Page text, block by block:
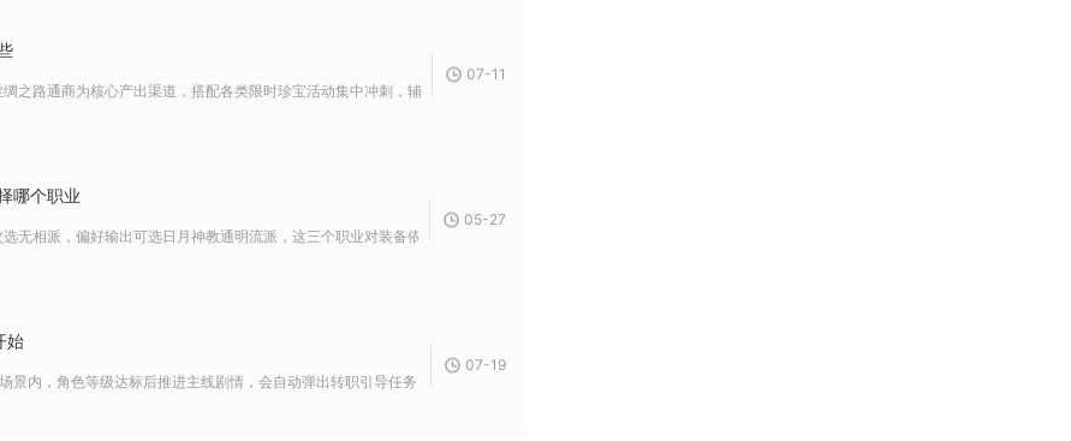
之路通商为核心产出渠道，搭配各类限时珍宝活动集中冲刺，辅以古城探宝、公会组队玩法稳...
07-11
哪个职业
无相派，偏好输出可选日月神教通明流派，这三个职业对装备依赖低、组队门槛低，能让平民...
05-27
始
景内，角色等级达标后推进主线剧情，会自动弹出转职引导任务，无需主动寻找NPC手动接...
07-19